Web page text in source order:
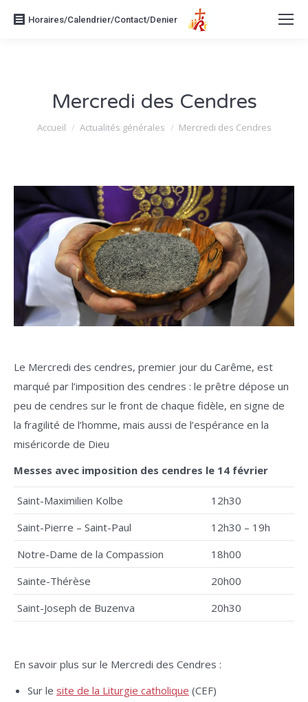
Horaires/Calendrier/Contact/Denier
Mercredi des Cendres
Vous êtes ici :
Accueil Actualités générales Mercredi des Cendres
Le Mercredi des cendres, premier jour du Carême, est
marqué par l’imposition des cendres : le prêtre dépose un
peu de cendres sur le front de chaque fidèle, en signe de
la fragilité de l’homme, mais aussi de l’espérance en la
miséricorde de Dieu
Messes avec imposition des cendres le 14 février
Saint-Maximilien Kolbe
12h30
Saint-Pierre – Saint-Paul
12h30 – 19h
Notre-Dame de la Compassion
18h00
Sainte-Thérèse
20h00
Saint-Joseph de Buzenva
20h30
En savoir plus sur le Mercredi des Cendres :
Sur le site de la Liturgie catholique (CEF)